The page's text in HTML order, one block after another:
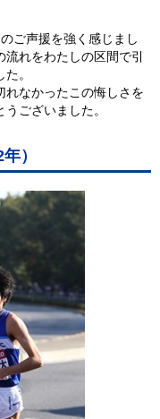
ご声援を強く感じまし
れをわたしの区間で引
。
れなかったこの悔しさを
ございました。
）